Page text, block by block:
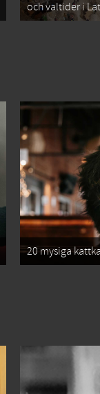
och valtider i
20 mysiga